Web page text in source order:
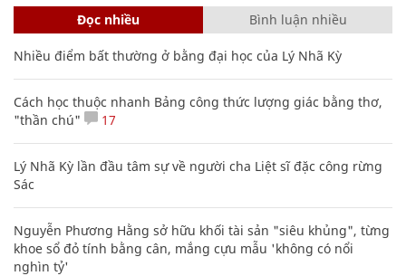
Đọc nhiều Bình luận nhiều
Nhiều điểm bất thường ở bằng đại học của Lý Nhã Kỳ
Cách học thuộc nhanh Bảng công thức lượng giác bằng thơ,
"thần chú"
17
Lý Nhã Kỳ lần đầu tâm sự về người cha Liệt sĩ đặc công rừng
Sác
Nguyễn Phương Hằng sở hữu khối tài sản "siêu khủng", từng
khoe sổ đỏ tính bằng cân, mắng cựu mẫu 'không có nổi
nghìn tỷ'